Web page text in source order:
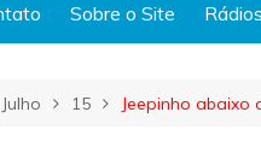
Sobre o Site
Julho 15 Jeepinho abaixo